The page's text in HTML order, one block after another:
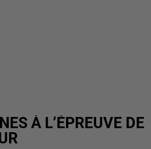
À L’ÉPREUVE DE